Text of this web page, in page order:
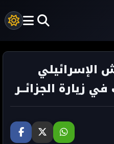
الإسرائيلي
زيارة الجزائــر